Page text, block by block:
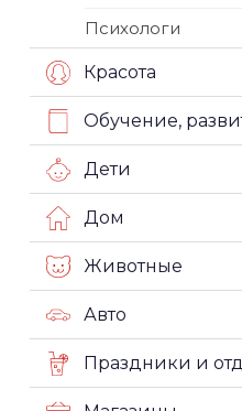
Психологи
Красота
Обучение,
Дети
Дом
Животные
Авто
Праздники и